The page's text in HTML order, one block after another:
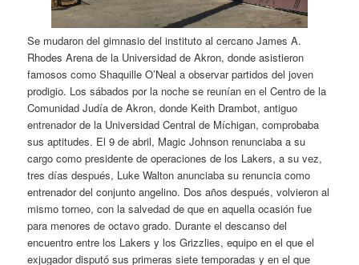
Se mudaron del gimnasio del instituto al cercano James A.
Rhodes Arena de la Universidad de Akron, donde asistieron
famosos como Shaquille O’Neal a observar partidos del joven
prodigio. Los sábados por la noche se reunían en el Centro de la
Comunidad Judía de Akron, donde Keith Drambot, antiguo
entrenador de la Universidad Central de Míchigan, comprobaba
sus aptitudes. El 9 de abril, Magic Johnson renunciaba a su
cargo como presidente de operaciones de los Lakers, a su vez,
tres días después, Luke Walton anunciaba su renuncia como
entrenador del conjunto angelino. Dos años después, volvieron al
mismo torneo, con la salvedad de que en aquella ocasión fue
para menores de octavo grado. Durante el descanso del
encuentro entre los Lakers y los Grizzlies, equipo en el que el
exjugador disputó sus primeras siete temporadas y en el que